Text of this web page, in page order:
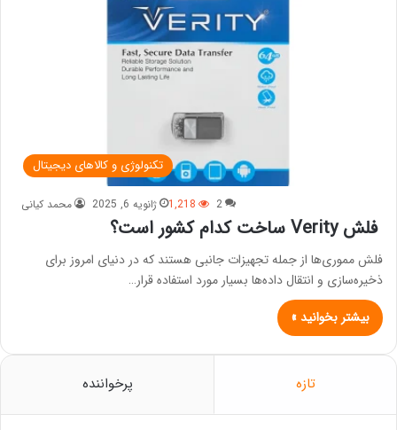
تکنولوژی و کالاهای دیجیتال
محمد کیانی ژانویه 6, 2025 2
1,218
فلش Verity ساخت کدام کشور است؟
فلش مموری‌ها از جمله تجهیزات جانبی هستند که در دنیای امروز برای
ذخیره‌سازی و انتقال داده‌ها بسیار مورد استفاده قرار…
بیشتر بخوانید »
تازه پرخواننده